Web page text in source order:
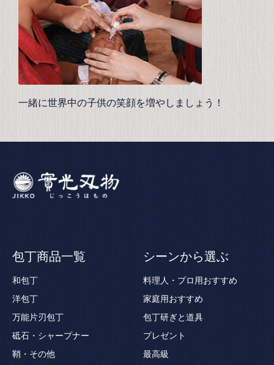
一緒に世界中の子供の笑顔を増やしましょう！
包丁商品一覧
和包丁
洋包丁
万能片刃包丁
砥石・シャープナー
鞘・その他
シーンから選ぶ
料理人・プロ用おすすめ
家庭用おすすめ
包丁研ぎと道具
プレゼント
最高級